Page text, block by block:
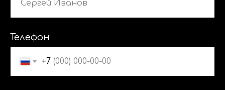
Телефон
+7